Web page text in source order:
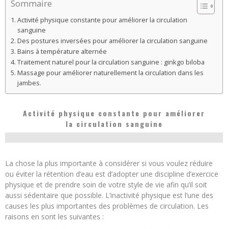
Sommaire
Activité physique constante pour améliorer la circulation
sanguine
Des postures inversées pour améliorer la circulation sanguine
Bains à température alternée
Traitement naturel pour la circulation sanguine : ginkgo biloba
Massage pour améliorer naturellement la circulation dans les
jambes.
Activité physique constante pour améliorer
la circulation sanguine
La chose la plus importante à considérer si vous voulez réduire
ou éviter la rétention d’eau est d’adopter une discipline d’exercice
physique et de prendre soin de votre style de vie afin qu’il soit
aussi sédentaire que possible. L’inactivité physique est l’une des
causes les plus importantes des problèmes de circulation. Les
raisons en sont les suivantes :